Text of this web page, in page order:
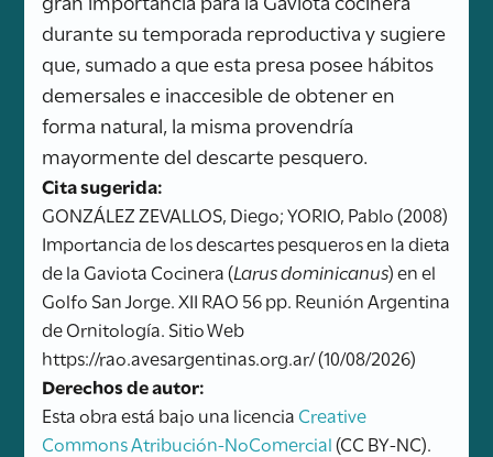
durante su temporada reproductiva y sugiere
que, sumado a que esta presa posee hábitos
demersales e inaccesible de obtener en
forma natural, la misma provendría
mayormente del descarte pesquero.
Cita sugerida:
GONZÁLEZ ZEVALLOS, Diego; YORIO, Pablo (2008)
Importancia de los descartes pesqueros en la dieta
de la Gaviota Cocinera (Larus dominicanus) en el
Golfo San Jorge. XII RAO 56 pp. Reunión Argentina
de Ornitología. Sitio Web
https://rao.avesargentinas.org.ar/ (10/08/2026)
Derechos de autor:
Esta obra está bajo una licencia Creative
Commons Atribución-NoComercial(CC BY-NC).